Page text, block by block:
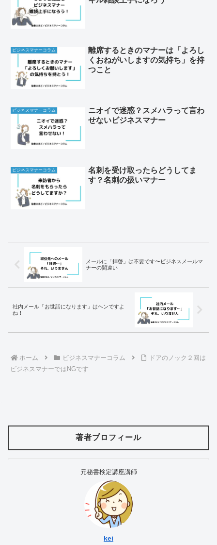
ビジネスマナーコラム
離席するときのマナーは「よろし
くおねがいしますの気持ち」を持
つこと
ビジネスマナーコラム
ニオイで迷惑？スメハラって言わ
せないビジネスマナー
ビジネスマナーコラム
名刺を受け取ったらどうしてま
す？名刺の扱いマナー
メールに「拝啓」は不要です〜ビジネスメールマ
ナーの間違い
社内メール「お世話になります」はヘンですよ
ね！
ホーム ビジネスマナーコラム
ドアのノック２回は
ビジネスマナーではNGです
著者プロフィール
元秘書検定講座講師
kei